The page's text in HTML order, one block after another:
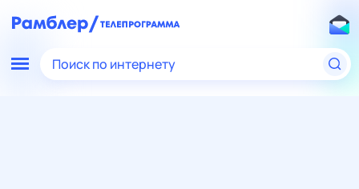
Поиск по интернету